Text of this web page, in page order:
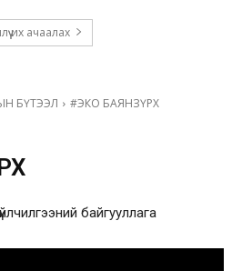
их ачаалах